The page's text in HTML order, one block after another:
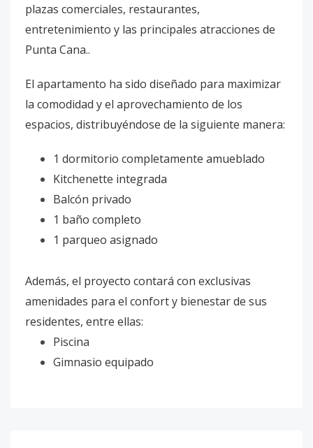
plazas comerciales, restaurantes,
entretenimiento y las principales atracciones de
Punta Cana..
El apartamento ha sido diseñado para maximizar
la comodidad y el aprovechamiento de los
espacios, distribuyéndose de la siguiente manera:
1 dormitorio completamente amueblado
Kitchenette integrada
Balcón privado
1 baño completo
1 parqueo asignado
Además, el proyecto contará con exclusivas
amenidades para el confort y bienestar de sus
residentes, entre ellas:
Piscina
Gimnasio equipado